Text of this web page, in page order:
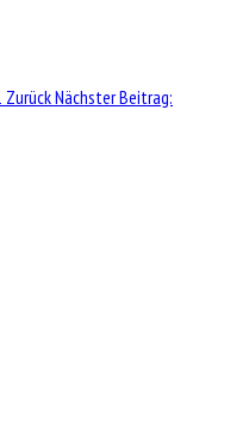
ZurückNächster Beitrag: